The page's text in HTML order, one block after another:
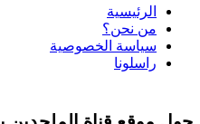
الرئيسية
من نحن؟
سياسة الخصوصية
راسلونا